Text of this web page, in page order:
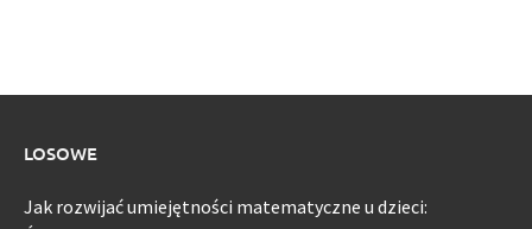
LOSOWE
Jak rozwijać umiejętności matematyczne u dzieci: